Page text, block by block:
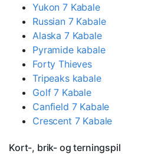
Yukon 7 Kabale
Russian 7 Kabale
Alaska 7 Kabale
Pyramide kabale
Forty Thieves
Tripeaks kabale
Golf 7 Kabale
Canfield 7 Kabale
Crescent 7 Kabale
Kort-, brik- og terningspil